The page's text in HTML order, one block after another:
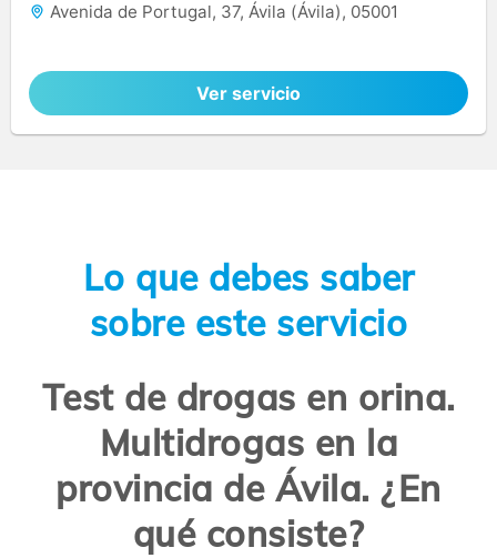
Avenida de Portugal, 37, Ávila (Ávila), 05001
Ver servicio
Lo que debes saber
sobre este servicio
Test de drogas en orina.
Multidrogas en la
provincia de Ávila. ¿En
qué consiste?